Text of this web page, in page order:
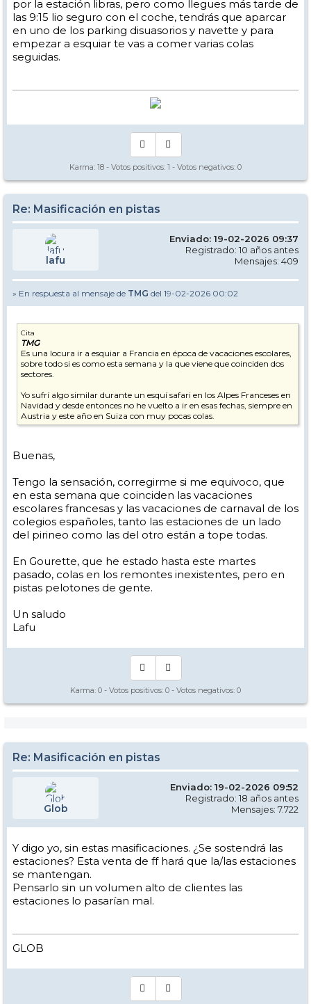
por la estación libras, pero como llegues más tarde de
las 9:15 lio seguro con el coche, tendrás que aparcar
en uno de los parking disuasorios y navette y para
empezar a esquiar te vas a comer varias colas
seguidas.
Karma: 18 - Votos positivos: 1 - Votos negativos: 0
Re: Masificación en pistas
lafu
Enviado: 19-02-2026 09:37
Registrado: 10 años antes
Mensajes: 409
» En respuesta al mensaje de TMG del 19-02-2026 00:02
Cita
TMG
Es una locura ir a esquiar a Francia en época de vacaciones escolares,
sobre todo si es como esta semana y la que viene que coinciden dos
sectores.
Yo sufrí algo similar durante un esquí safari en los Alpes Franceses en
Navidad y desde entonces no he vuelto a ir en esas fechas, siempre en
Austria y este año en Suiza con muy pocas colas.
Buenas,
Tengo la sensación, corregirme si me equivoco, que
en esta semana que coinciden las vacaciones
escolares francesas y las vacaciones de carnaval de los
colegios españoles, tanto las estaciones de un lado
del pirineo como las del otro están a tope todas.
En Gourette, que he estado hasta este martes
pasado, colas en los remontes inexistentes, pero en
pistas pelotones de gente.
Un saludo
Lafu
Karma: 0 - Votos positivos: 0 - Votos negativos: 0
Re: Masificación en pistas
Glob
Enviado: 19-02-2026 09:52
Registrado: 18 años antes
Mensajes: 7.722
Y digo yo, sin estas masificaciones. ¿Se sostendrá las
estaciones? Esta venta de ff hará que la/las estaciones
se mantengan.
Pensarlo sin un volumen alto de clientes las
estaciones lo pasarían mal.
GLOB